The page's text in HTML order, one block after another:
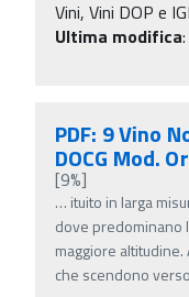
Vini, Vini DOP e
Ultima modifica:
PDF: 9 Vino
DOCG Mod.
[9%]
… ituito in larga
dove predominano
maggiore
che scendono